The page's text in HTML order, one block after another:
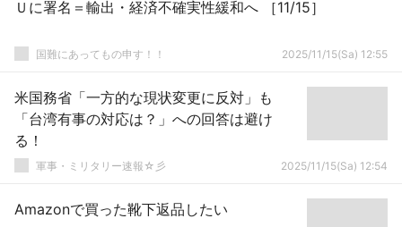
Ｕに署名＝輸出・経済不確実性緩和へ ［11/15］
国難にあってもの申す！！ 2025/11/15(Sa) 12:55
米国務省「一方的な現状変更に反対」も
「台湾有事の対応は？」への回答は避け
る！
軍事・ミリタリー速報☆彡 2025/11/15(Sa) 12:54
Amazonで買った靴下返品したい